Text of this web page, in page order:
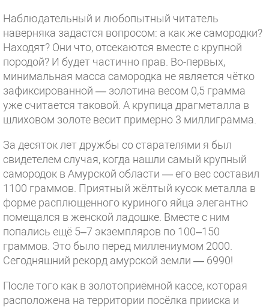
Наблюдательный и любопытный читатель
наверняка задастся вопросом: а как же самородки?
Находят? Они что, отсекаются вместе с крупной
породой? И будет частично прав. Во-первых,
минимальная масса самородка не является чётко
зафиксированной — золотина весом 0,5 грамма
уже считается таковой. А крупица драгметалла в
шлиховом золоте весит примерно 3 миллиграмма.
За десяток лет дружбы со старателями я был
свидетелем случая, когда нашли самый крупный
самородок в Амурской области — его вес составил
1100 граммов. Приятный жёлтый кусок металла в
форме расплющенного куриного яйца элегантно
помещался в женской ладошке. Вместе с ним
попались ещё 5–7 экземпляров по 100–150
граммов. Это было перед миллениумом 2000.
Сегодняшний рекорд амурской земли — 6990!
После того как в золотоприёмной кассе, которая
расположена на территории посёлка прииска и